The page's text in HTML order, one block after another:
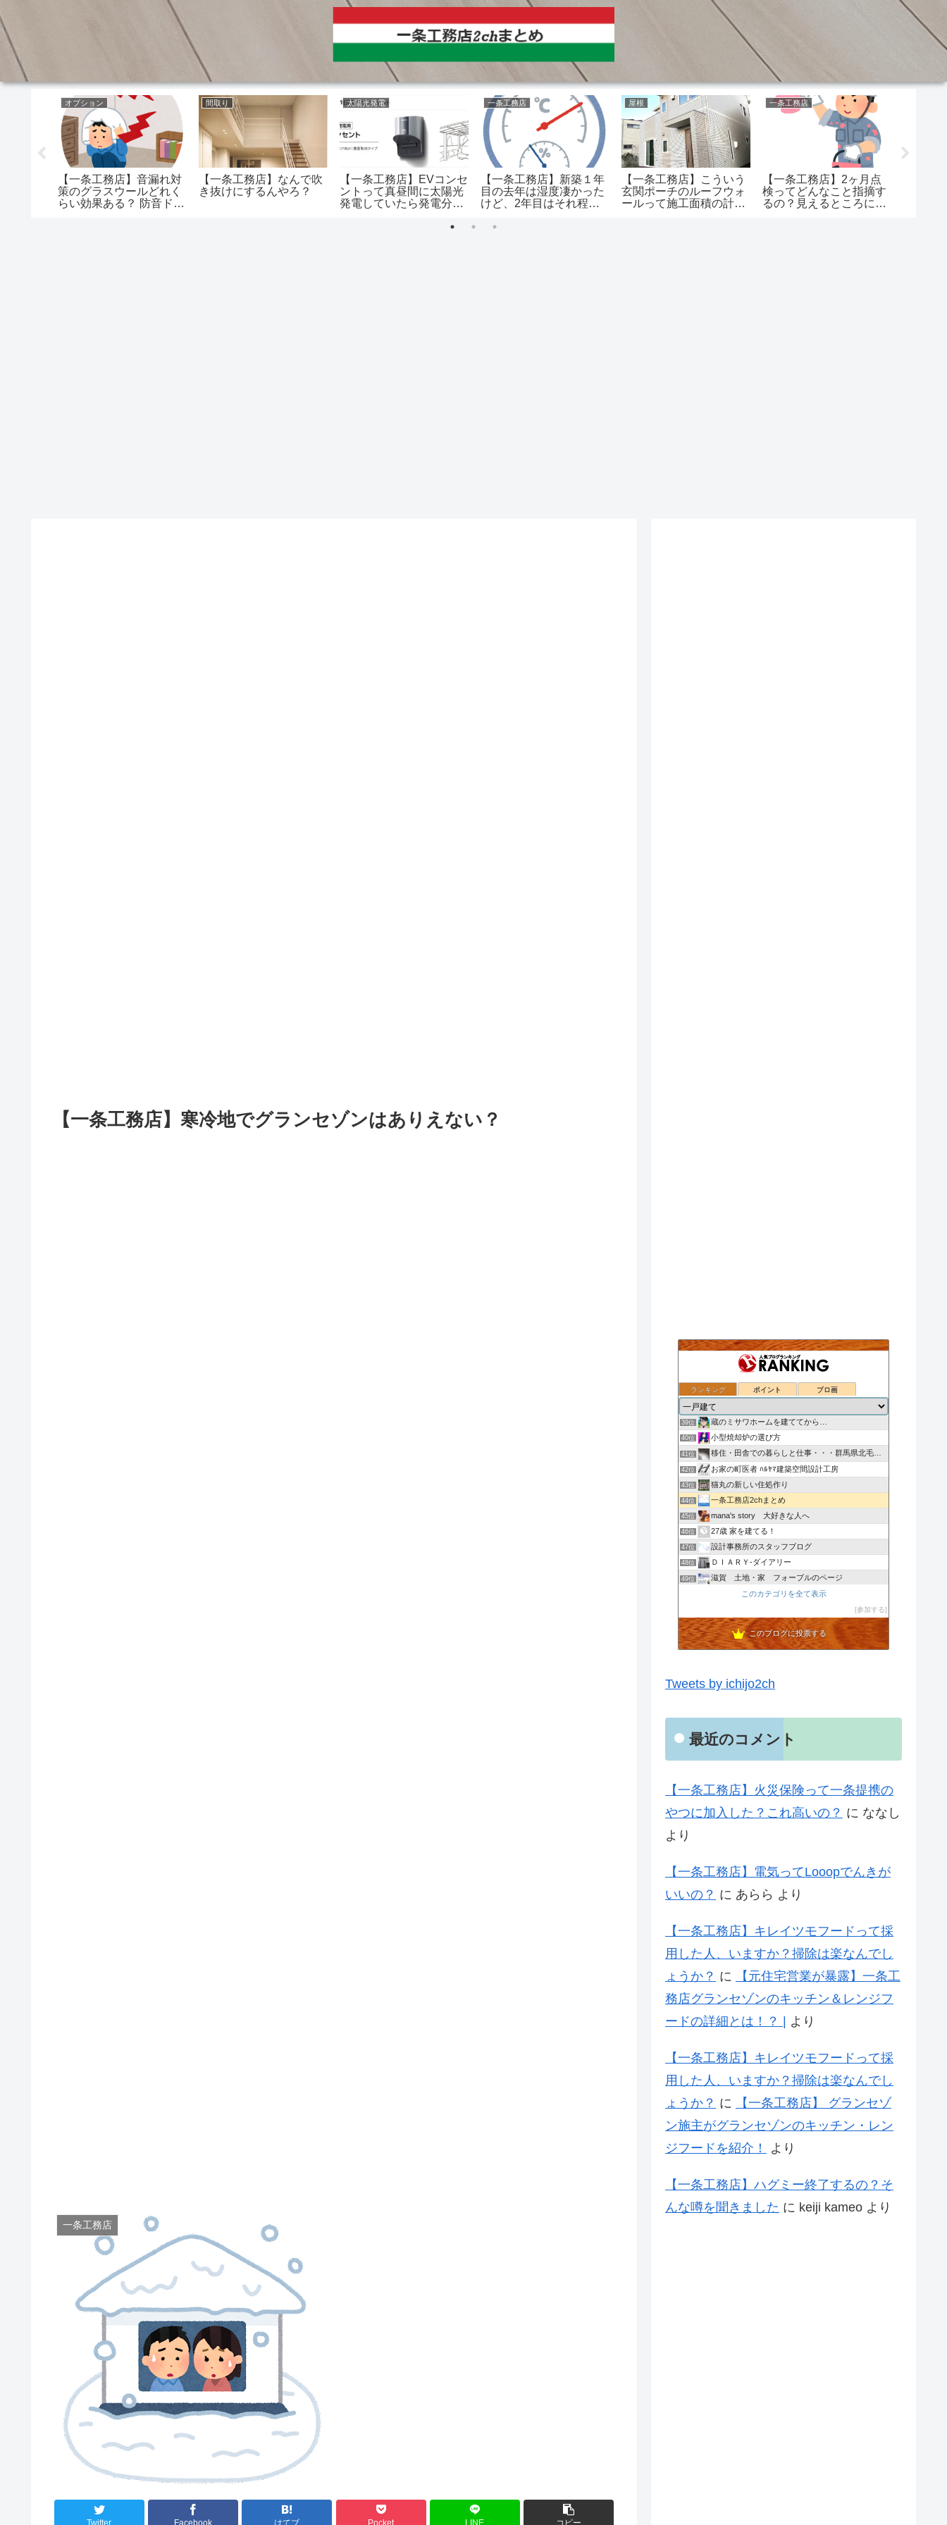
オプション
【一条工務店】音漏れ対
策のグラスウールどれく
らい効果ある？ 防音ドア
間取り
【一条工務店】なんで吹
き抜けにするんやろ？
太陽光発電
【一条工務店】EVコンセ
ントって真昼間に太陽光
発電していたら発電分か
一条工務店
【一条工務店】新築１年
目の去年は湿度凄かった
けど、2年目はそれ程酷
屋根
【一条工務店】こういう
玄関ポーチのルーフウォ
ールって施工面積の計算
一条工務店
【一条工務店】2ヶ月点
検ってどんなこと指摘す
るの？見えるところに不
【一条工務店】寒冷地でグランセゾンはありえない？
一条工務店
ランキング ポイント ブロ画
37位 注文住宅ってわからないことばかりですが、なにか？in東京
38位 ローコスト住宅（秀光ビルド）で家を建てる
39位 蔵のミサワホームを建ててから…
40位 小型焼却炉の選び方
41位 移住・田舎での暮らしと仕事・・・群馬県北毛みなかみエリア
42位 お家の町医者 ﾊﾙﾔﾏ建築空間設計工房
43位 猫丸の新しい住処作り
44位 一条工務店2chまとめ
45位 mana's story 大好きな人へ
46位 27歳 家を建てる！
47位 設計事務所のスタッフブログ
48位 ＤＩＡＲＹ-ダイアリー
49位 滋賀 土地・家 フォーブルのページ
シバ家ブログ＠注文住宅の金額を公開していきます
風水を取り入れたブラック＆ホワイトな家とインテリア
このカテゴリを全て表示
参加する
このブログに投票する
Tweets by ichijo2ch
最近のコメント
【一条工務店】火災保険って一条提携の
やつに加入した？これ高いの？ に ななし
より
【一条工務店】電気ってLooopでんきが
いいの？ に あらら より
【一条工務店】キレイツモフードって採
用した人、いますか？掃除は楽なんでし
ょうか？ に
【元住宅営業が暴露】一条工
務店グランセゾンのキッチン＆レンジフ
ードの詳細とは！？ |
より
【一条工務店】キレイツモフードって採
用した人、いますか？掃除は楽なんでし
ょうか？ に
【一条工務店】 グランセゾ
ン施主がグランセゾンのキッチン・レン
ジフードを紹介！
より
【一条工務店】ハグミー終了するの？そ
んな噂を聞きました に keiji kameo より